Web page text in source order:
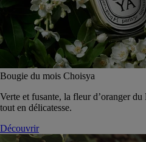
Bougie du mois Choisya
Verte et fusante, la fleur d’oranger
tout en délicatesse.
Découvrir